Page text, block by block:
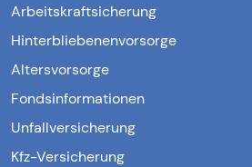
Arbeitskraftsicherung
Hinterbliebenenvorsorge
Altersvorsorge
Fondsinformationen
Unfallversicherung
Kfz-Versicherung